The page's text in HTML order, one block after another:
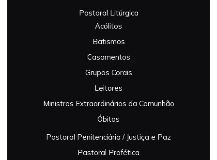
Pastoral Litúrgica
Acólitos
Batismos
Casamentos
Grupos Corais
Leitores
Ministros Extraordinários da Comunhão
Óbitos
Pastoral Penitenciária / Justiça e Paz
Pastoral Profética